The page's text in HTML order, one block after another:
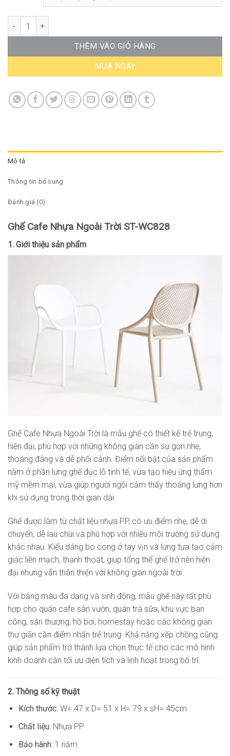
Ghế Cafe Nhựa Ngoài Trời ST-WC828 số lượng
THÊM VÀO GIỎ HÀNG
MUA NGAY
Mô tả
Thông tin bổ sung
Đánh giá (0)
Ghế Cafe Nhựa Ngoài Trời ST-WC828
1. Giới thiệu sản phẩm
Ghế Cafe Nhựa Ngoài Trời là mẫu ghế có thiết kế trẻ trung,
hiện đại, phù hợp với những không gian cần sự gọn nhẹ,
thoáng đãng và dễ phối cảnh. Điểm nổi bật của sản phẩm
nằm ở phần lưng ghế đục lỗ tinh tế, vừa tạo hiệu ứng thẩm
mỹ mềm mại, vừa giúp người ngồi cảm thấy thoáng lưng hơn
khi sử dụng trong thời gian dài.
Ghế được làm từ chất liệu nhựa PP, có ưu điểm nhẹ, dễ di
chuyển, dễ lau chùi và phù hợp với nhiều môi trường sử dụng
khác nhau. Kiểu dáng bo cong ở tay vịn và lưng tựa tạo cảm
giác liền mạch, thanh thoát, giúp tổng thể ghế trở nên hiện
đại nhưng vẫn thân thiện với không gian ngoài trời.
Với bảng màu đa dạng và sinh động, mẫu ghế này rất phù
hợp cho quán cafe sân vườn, quán trà sữa, khu vực ban
công, sân thượng, hồ bơi, homestay hoặc các không gian
thư giãn cần điểm nhấn trẻ trung. Khả năng xếp chồng cũng
giúp sản phẩm trở thành lựa chọn thực tế cho các mô hình
kinh doanh cần tối ưu diện tích và linh hoạt trong bố trí.
2. Thông số kỹ thuật
Kích thước: W= 47 x D= 51 x H= 79 x sH= 45cm
Chất liệu: Nhựa PP
Bảo hành: 1 năm